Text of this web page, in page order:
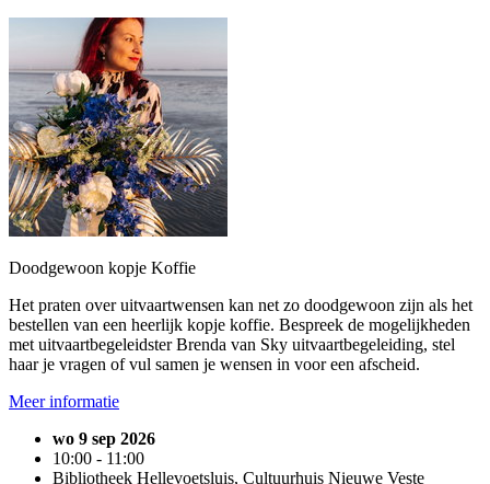
Doodgewoon kopje Koffie
Het praten over uitvaartwensen kan net zo doodgewoon zijn als het
bestellen van een heerlijk kopje koffie. Bespreek de mogelijkheden
met uitvaartbegeleidster Brenda van Sky uitvaartbegeleiding, stel
haar je vragen of vul samen je wensen in voor een afscheid.
Meer informatie
wo 9 sep 2026
10:00 - 11:00
Bibliotheek Hellevoetsluis, Cultuurhuis Nieuwe Veste